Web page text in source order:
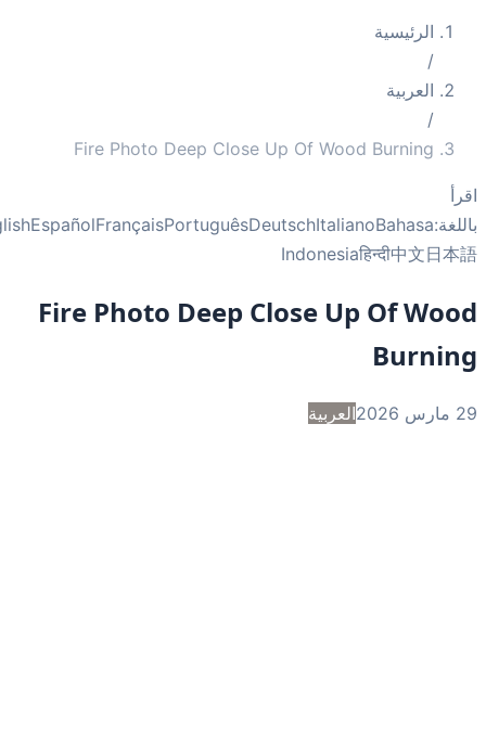
الرئيسية
العربية
Fire Photo Deep Close Up Of Wood Burning
EnglishEspañolFrançaisPortuguêsDeutschItalianoBahasa
Indonesiaहिन्दी中文日
Fire Photo Deep Close Up Of
العربية